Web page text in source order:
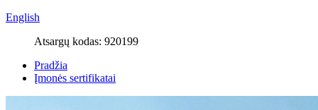
English
Atsargų kodas: 920199
Pradžia
Įmonės sertifikatai